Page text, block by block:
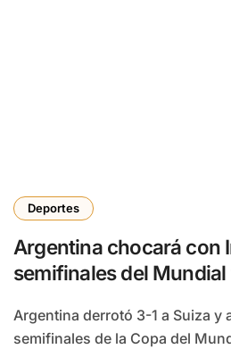
Deportes
Argentina chocará con
semifinales del
Argentina derrotó 3-1 a Suiza y avanzó a las
semifinales de la Copa del